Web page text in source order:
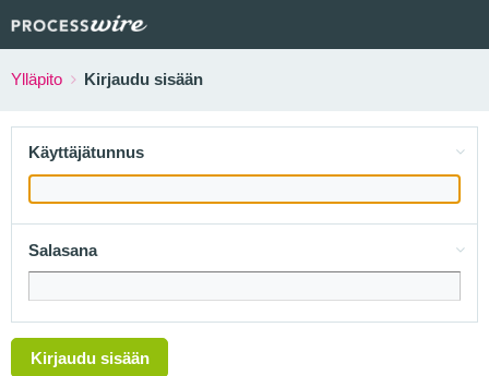
Ylläpito Kirjaudu sisään
Käyttäjätunnus
Salasana
Kirjaudu sisään